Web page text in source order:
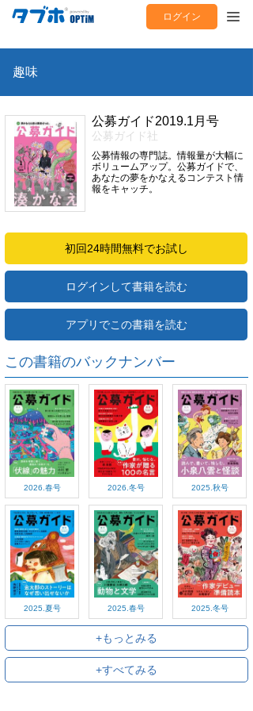
ログイン
趣味
公募ガイド2019.1月号
公募ガイド社
公募情報の専門誌。情報量が大幅に
ボリュームアップ。公募ガイドで、
あなたの夢をかなえるコンテスト情
報をキャッチ。
初回24時間無料でお試し
ログインして書籍を読む
アプリでこの書籍を読む
この書籍のバックナンバー
2026.春号 2026.冬号 2025.秋号
2025.夏号 2025.春号 2025.冬号
+もっとみる
+すべてみる